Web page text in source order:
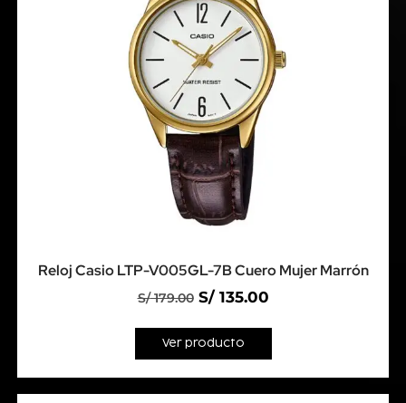
Reloj Casio LTP-V005GL-7B Cuero Mujer Marrón
S/179.00 S/135.00
Ver producto